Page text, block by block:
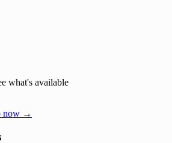
what's available
now →